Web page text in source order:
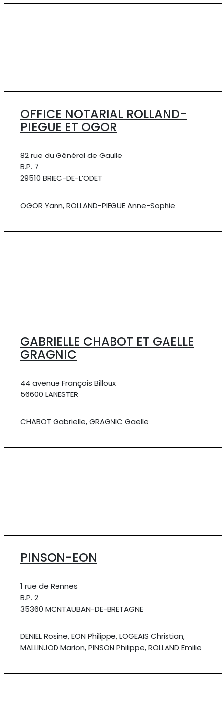
OFFICE NOTARIAL ROLLAND-
PIEGUE ET OGOR
82 rue du Général de Gaulle
B.P. 7
29510 BRIEC-DE-L’ODET
OGOR Yann, ROLLAND-PIEGUE Anne-Sophie
GABRIELLE CHABOT ET GAELLE
GRAGNIC
44 avenue François Billoux
56600 LANESTER
CHABOT Gabrielle, GRAGNIC Gaelle
PINSON-EON
1 rue de Rennes
B.P. 2
35360 MONTAUBAN-DE-BRETAGNE
DENIEL Rosine, EON Philippe, LOGEAIS Christian,
MALLINJOD Marion, PINSON Philippe, ROLLAND Emilie